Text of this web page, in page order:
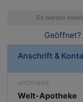
Anschrift &
APOTHEKE
Welt-Apotheke